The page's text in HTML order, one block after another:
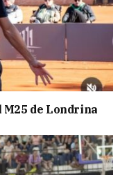
de Londrina